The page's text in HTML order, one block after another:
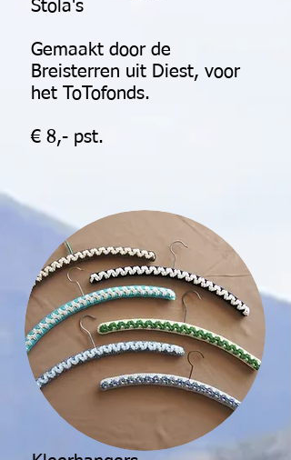
Stola's
Gemaakt door de
Breisterren uit Diest, voor
het ToTofonds.
€ 8,- pst.